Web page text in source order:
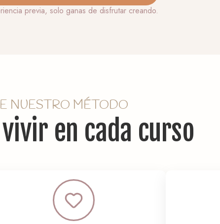
previa, solo ganas de disfrutar creando.
NUESTRO MÉTODO
vivir en cada curso